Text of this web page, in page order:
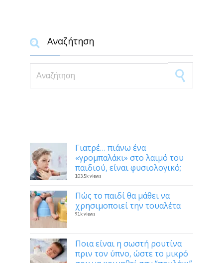
 Αναζήτηση
Γιατρέ… πιάνω ένα
«γρομπαλάκι» στο λαιμό του
παιδιού, είναι φυσιολογικό;
103.5k views
Πώς το παιδί θα μάθει να
χρησιμοποιεί την τουαλέτα
91k views
Ποια είναι η σωστή ρουτίνα
πριν τον ύπνο, ώστε το μικρό